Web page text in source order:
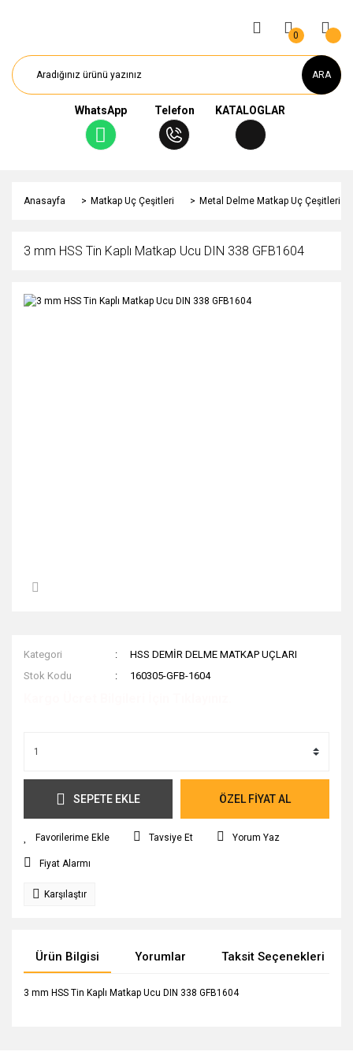
ARA
WhatsApp Telefon KATALOGLAR
0
Anasayfa Matkap Uç Çeşitleri Metal Delme Matkap Uç Çeşitleri
3 mm HSS Tin Kaplı Matkap Ucu DIN 338 GFB1604
Kategori
HSS DEMİR DELME MATKAP UÇLARI
Stok Kodu
160305-GFB-1604
SEPETE EKLE ÖZEL FİYAT AL
Tavsiye Et Yorum Yaz
Fiyat Alarmı
Karşılaştır
Ürün Bilgisi Yorumlar Taksit Seçenekleri
3 mm HSS Tin Kaplı Matkap Ucu DIN 338 GFB1604